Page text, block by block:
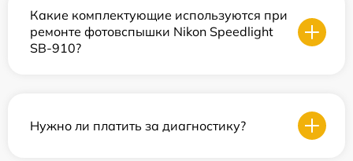
Какие комплектующие используются при
ремонте фотовспышки Nikon Speedlight
SB-910?
Нужно ли платить за диагностику?